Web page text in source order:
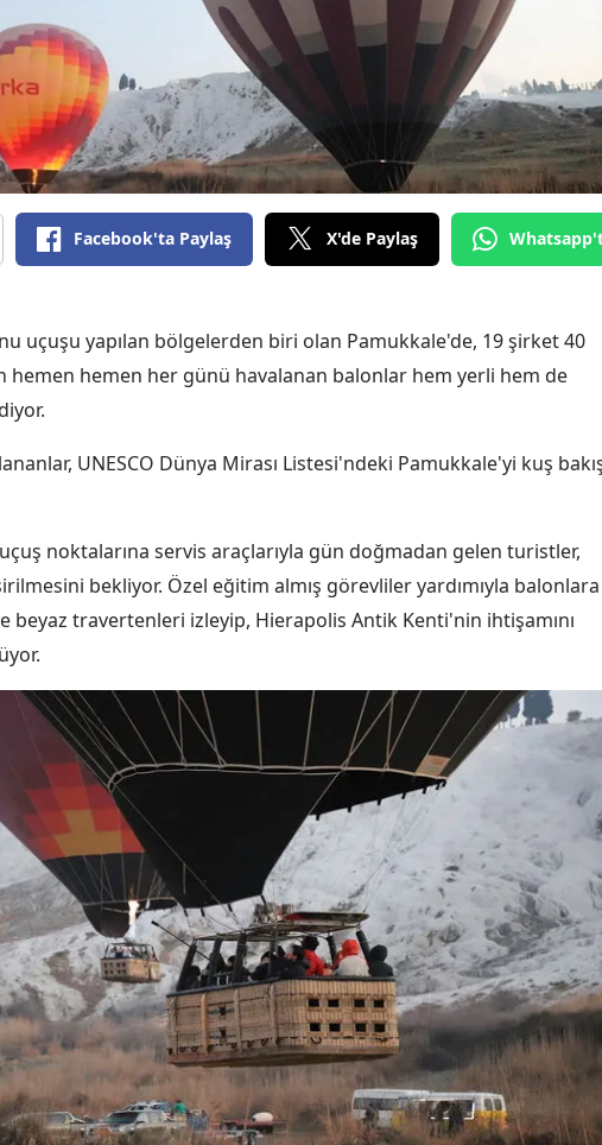
Bursa
Çanakkale
Çorum
Denizli
Diyarbakır
Elazığ
Erzurum
Gaziantep
Giresun
Hakkari
Hatay
Isparta
Mersin
İstanbul
İzmir
Kars
Kastamonu
Kayseri
Kırklareli
Facebook'ta Paylaş X'de Paylaş
uçuşu yapılan bölgelerden biri olan Pamukkale'de, 19 şirket 40
hemen hemen her günü havalanan balonlar hem yerli hem de
UNESCO Dünya Mirası Listesi'ndeki Pamukkale'yi kuş
noktalarına servis araçlarıyla gün doğmadan gelen turistler,
bekliyor. Özel eğitim almış görevliler yardımıyla balonlara
beyaz travertenleri izleyip, Hierapolis Antik Kenti'nin ihtişamını